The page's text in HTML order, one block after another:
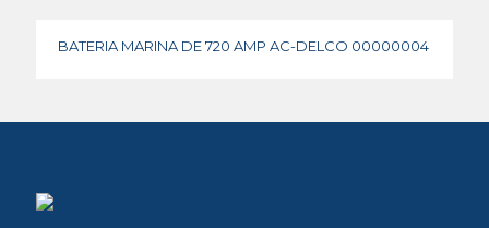
BATERIA MARINA DE 720 AMP AC-DELCO 00000004